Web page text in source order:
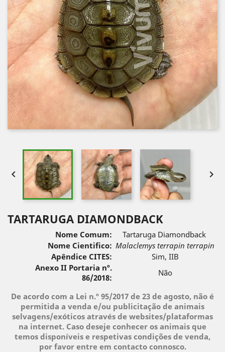
 
TARTARUGA DIAMONDBACK
Nome Comum:
Tartaruga Diamondback
Nome Cientifico: Malaclemys terrapin terrapin
Apêndice CITES:
Sim, IIB
Anexo II Portaria nº.
86/2018:
Não
De acordo com a Lei n.º 95/2017 de 23 de agosto, não é
permitida a venda e/ou publicitação de animais
selvagens/exóticos através de websites/plataformas
na internet. Caso deseje conhecer os animais que
temos disponíveis e respetivas condições de venda,
por favor entre em contacto connosco.